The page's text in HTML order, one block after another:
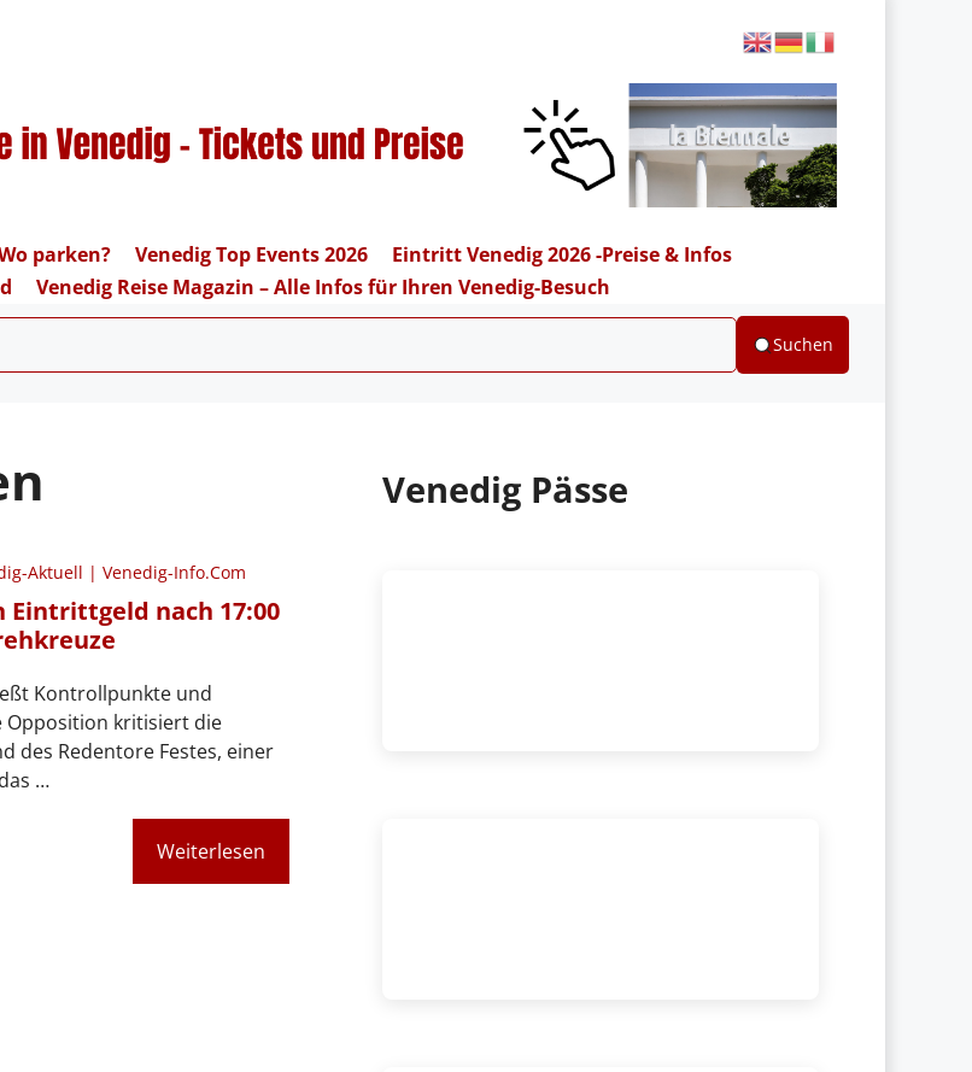
parken? Venedig Top Events 2026
Eintritt Venedig 2026 -Preise & Infos
Venedig Reise Magazin – Alle Infos für Ihren Venedig-Besuch
Suchen
Aktuell | Venedig-Info.Com
Eintrittgeld nach 17:00
Kontrollpunkte und
Opposition kritisiert die
des Redentore Festes, einer
…
Weiterlesen
Venedig Pässe